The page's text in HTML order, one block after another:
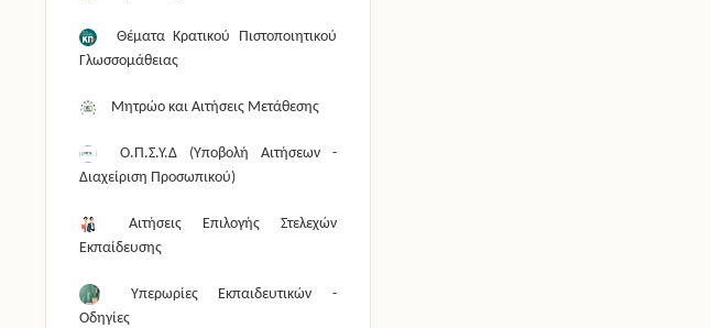
Θέματα Κρατικού Πιστοποιητικού
Γλωσσομάθειας
Μητρώο και Αιτήσεις Μετάθεσης
Ο.Π.Σ.Υ.Δ (Υποβολή Αιτήσεων -
Διαχείριση Προσωπικού)
Αιτήσεις Επιλογής Στελεχών
Εκπαίδευσης
Υπερωρίες Εκπαιδευτικών -
Οδηγίες